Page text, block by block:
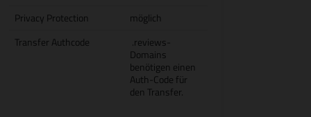
Privacy Protection
möglich
Transfer Authcode
.reviews-
Domains
benötigen einen
Auth-Code für
den Transfer.